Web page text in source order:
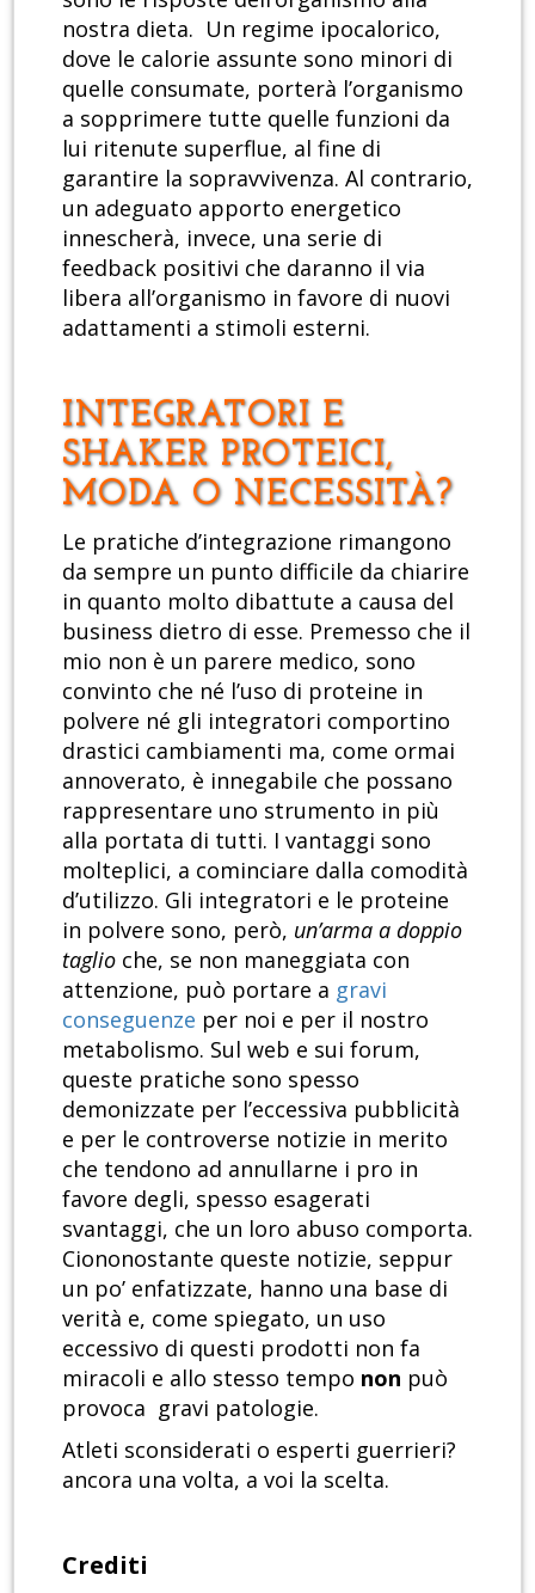
nostra dieta. Un regime ipocalorico,
dove le calorie assunte sono minori di
quelle consumate, porterà l’organismo
a sopprimere tutte quelle funzioni da
lui ritenute superflue, al fine di
garantire la sopravvivenza. Al contrario,
un adeguato apporto energetico
innescherà, invece, una serie di
feedback positivi che daranno il via
libera all’organismo in favore di nuovi
adattamenti a stimoli esterni.
INTEGRATORI E
SHAKER PROTEICI,
MODA O NECESSITÀ?
Le pratiche d’integrazione rimangono
da sempre un punto difficile da chiarire
in quanto molto dibattute a causa del
business dietro di esse. Premesso che il
mio non è un parere medico, sono
convinto che né l’uso di proteine in
polvere né gli integratori comportino
drastici cambiamenti ma, come ormai
annoverato, è innegabile che possano
rappresentare uno strumento in più
alla portata di tutti. I vantaggi sono
molteplici, a cominciare dalla comodità
d’utilizzo. Gli integratori e le proteine
in polvere sono, però, un’arma a doppio
taglio che, se non maneggiata con
attenzione, può portare a gravi
conseguenze per noi e per il nostro
metabolismo. Sul web e sui forum,
queste pratiche sono spesso
demonizzate per l’eccessiva pubblicità
e per le controverse notizie in merito
che tendono ad annullarne i pro in
favore degli, spesso esagerati
svantaggi, che un loro abuso comporta.
Ciononostante queste notizie, seppur
un po’ enfatizzate, hanno una base di
verità e, come spiegato, un uso
eccessivo di questi prodotti non fa
miracoli e allo stesso tempo non può
provoca gravi patologie.
Atleti sconsiderati o esperti guerrieri?
ancora una volta, a voi la scelta.
Crediti